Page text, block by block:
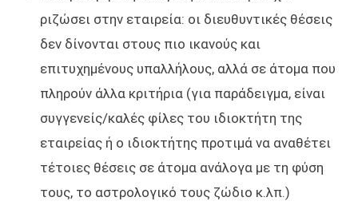
ριζώσει στην εταιρεία: οι διευθυντικές θέσεις
δεν δίνονται στους πιο ικανούς και
επιτυχημένους υπαλλήλους, αλλά σε άτομα που
πληρούν άλλα κριτήρια (για παράδειγμα, είναι
συγγενείς/καλές φίλες του ιδιοκτήτη της
εταιρείας ή ο ιδιοκτήτης προτιμά να αναθέτει
τέτοιες θέσεις σε άτομα ανάλογα με τη φύση
τους, το αστρολογικό τους ζώδιο κ.λπ.)